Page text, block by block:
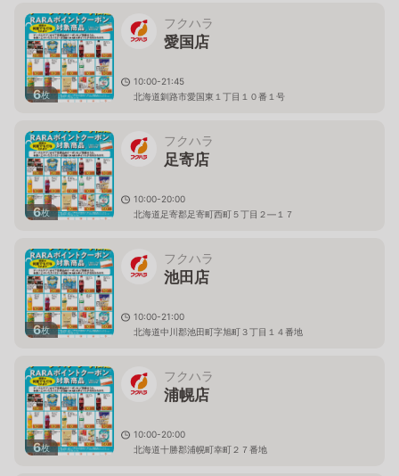
6枚
フクハラ
愛国店
10:00-21:45
北海道釧路市愛国東１丁目１０番１号
6枚
フクハラ
足寄店
10:00-20:00
北海道足寄郡足寄町西町５丁目２―１７
6枚
フクハラ
池田店
10:00-21:00
北海道中川郡池田町字旭町３丁目１４番地
6枚
フクハラ
浦幌店
10:00-20:00
北海道十勝郡浦幌町幸町２７番地